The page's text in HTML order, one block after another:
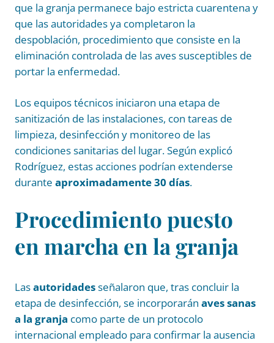
que la granja permanece bajo estricta cuarentena y
que las autoridades ya completaron la
despoblación, procedimiento que consiste en la
eliminación controlada de las aves susceptibles de
portar la enfermedad.
Los equipos técnicos iniciaron una etapa de
sanitización de las instalaciones, con tareas de
limpieza, desinfección y monitoreo de las
condiciones sanitarias del lugar. Según explicó
Rodríguez, estas acciones podrían extenderse
durante aproximadamente 30 días.
Procedimiento puesto
en marcha en la granja
Lasautoridadesseñalaron que, tras concluir la
etapa de desinfección, se incorporarán aves sanas
a la granja como parte de un protocolo
internacional empleado para confirmar la ausencia